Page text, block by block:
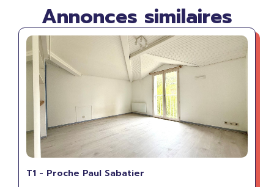
Annonces similaires
T1 - Proche Paul Sabatier